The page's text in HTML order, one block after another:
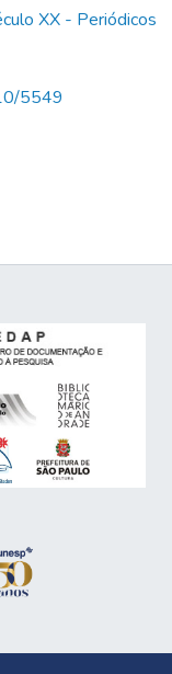
XX - Periódicos
5549